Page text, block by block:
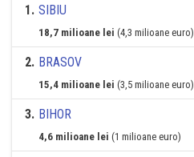
1. SIBIU
18,7 milioane lei (4,3 milioane euro)
2. BRASOV
15,4 milioane lei (3,5 milioane euro)
3. BIHOR
4,6 milioane lei (1 milioane euro)